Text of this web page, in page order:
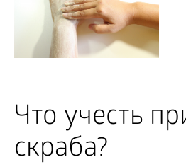
Что учесть
скраба?